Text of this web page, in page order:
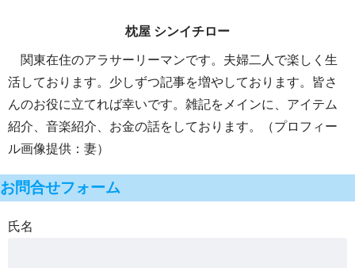
枕屋 シンイチロー
関東在住のアラサーリーマンです。夫婦二人で楽しく生
活しております。少しずつ記事を増やしております。皆さ
んのお役に立てれば幸いです。雑記をメインに、アイテム
紹介、音楽紹介、お金の話をしております。（プロフィー
ル画像提供：妻）
お問合せフォーム
氏名